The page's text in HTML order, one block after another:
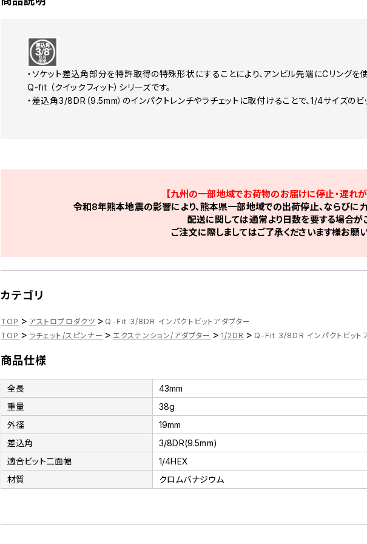
・ソケット差込角部分を特許取得の特殊形状にすることにより、アンビル先端にCリングを
Q-fit （クイックフィット）シリーズです。
・差込角3/8DR（9.5mm）のインパクトレンチやラチェットに取付けることで、1/4サイズのビ
【九州の一部地域でお荷物のお届けに停止・遅れが
令和8年熊本地震の影響により、熊本県一部地域での出荷停止、ならびに
配送に関しては通常より日数を要する場合が
ご注文に際しましてはご了承くださいます様お願
カテゴリ
TOP > アストロプロダクツ > Q-Fit 3/8DR インパクトビットアダプター
TOP > ラチェット/スピンナー > エクステンション/アダプター > 1/2DR > Q-Fit 3/8DR インパクトビット
商品仕様
全長
43mm
重量
38g
外径
19mm
差込角
3/8DR(9.5mm)
適合ビット二面幅
1/4HEX
材質
クロムバナジウム